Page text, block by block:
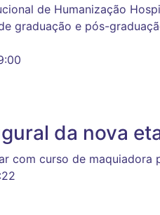
de Humanização
graduação e pós-
da nova
com curso de maquiadora